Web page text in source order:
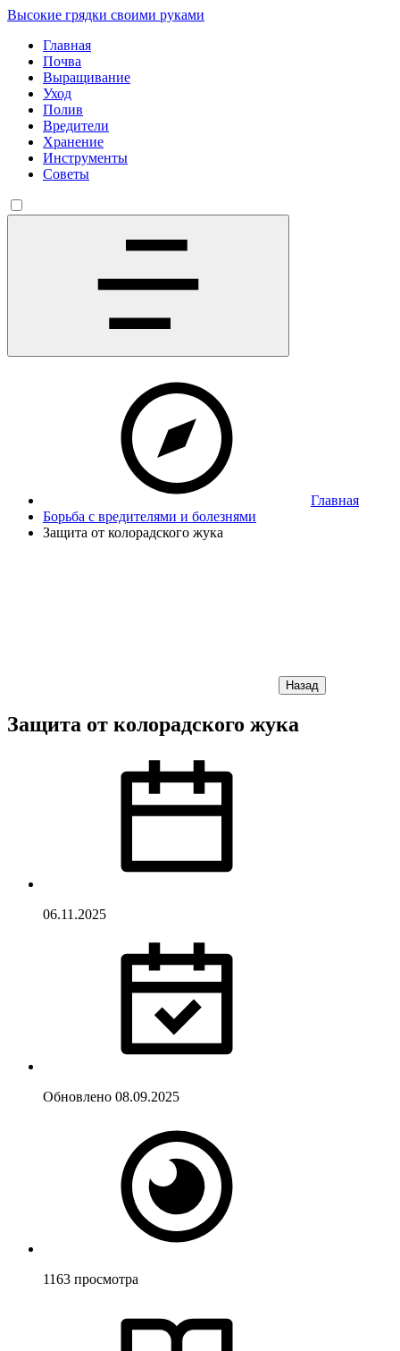
Высокие грядки своими руками
Главная
Почва
Выращивание
Уход
Полив
Вредители
Хранение
Инструменты
Советы
Главная
Борьба с вредителями и болезнями
Защита от колорадского жука
Назад
Защита от колорадского жука
06.11.2025
Обновлено 08.09.2025
1163 просмотра